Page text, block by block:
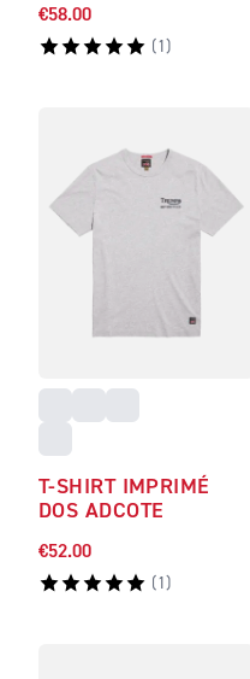
€58.00
( 1 )
T-SHIRT IMPRIMÉ
DOS ADCOTE
€52.00
( 1 )